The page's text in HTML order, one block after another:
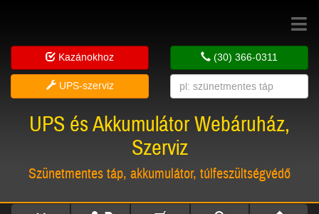
Toggle
Kazánokhoz
UPS-szerviz
(30) 366-0311
UPS és Akkumulátor Webáruház,
Szerviz
Szünetmentes táp, akkumulátor, túlfeszültségvédő